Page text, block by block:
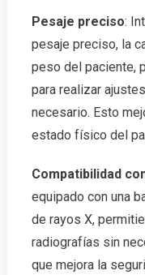
Pesaje preciso:
pesaje preciso, la
peso del paciente,
para realizar
necesario. Esto
estado físico del
Compatibilidad
equipado con una
de rayos X,
radiografías sin
que mejora la